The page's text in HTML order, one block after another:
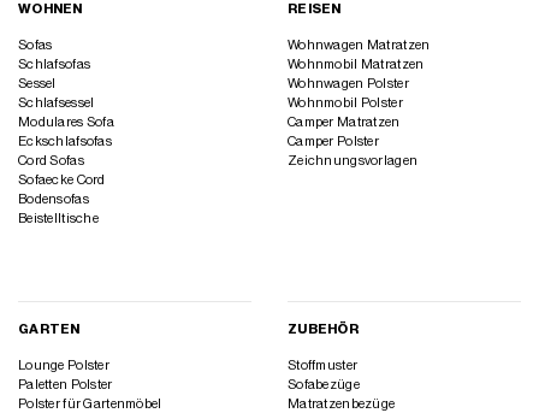
WOHNEN
Sofas
Schlafsofas
Sessel
Schlafsessel
Modulares Sofa
Eckschlafsofas
Cord Sofas
Sofaecke Cord
Bodensofas
Beistelltische
REISEN
Wohnwagen Matratzen
Wohnmobil Matratzen
Wohnwagen Polster
Wohnmobil Polster
Camper Matratzen
Camper Polster
Zeichnungsvorlagen
GARTEN
Lounge Polster
Paletten Polster
Polster für Gartenmöbel
ZUBEHÖR
Stoffmuster
Sofabezüge
Matratzenbezüge